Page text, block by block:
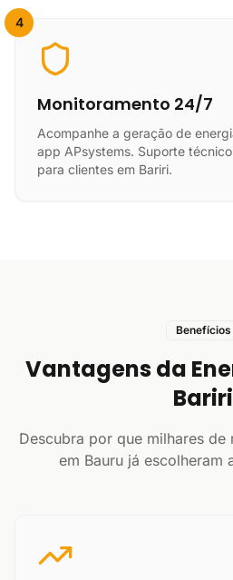
4
Monitoramento 24/7
Acompanhe a geração de
app APsystems. Suporte
para clientes em Bariri.
Benefícios
Vantagens da
Bariri
Descubra por que milhares de
em Bauru já escolheram